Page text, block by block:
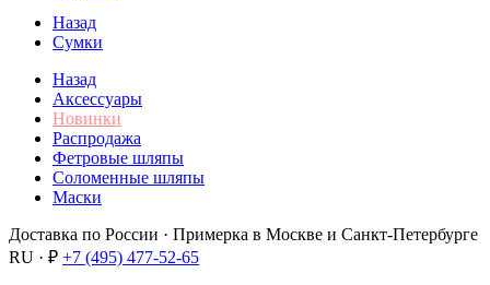
Назад
Сумки
Назад
Аксессуары
Новинки
Распродажа
Фетровые шляпы
Соломенные шляпы
Маски
Доставка по России · Примерка в Москве и Санкт-Петербурге
RU · ₽ +7 (495) 477-52-65